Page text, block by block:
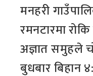
मनहरी
रमनटारमा
अज्ञात समुहले
बुधबार बिहान